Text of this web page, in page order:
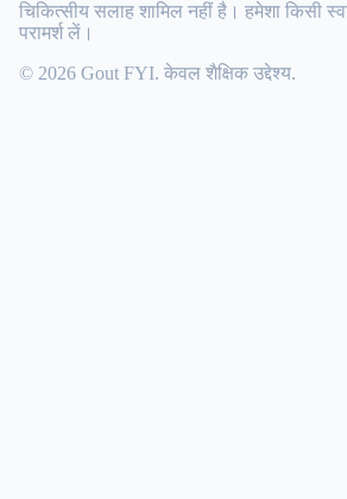
चिकित्सीय सलाह शामिल नहीं है। हमेशा किसी
परामर्श लें।
© 2026 Gout FYI. केवल शैक्षिक उद्देश्य.